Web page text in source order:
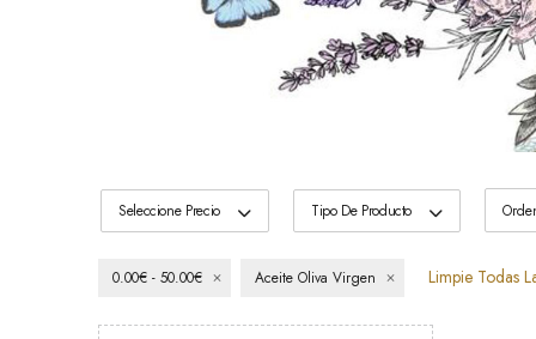
Seleccione Precio Tipo De Producto
0.00€ - 50.00€ Aceite Oliva Virgen Limpie Todas